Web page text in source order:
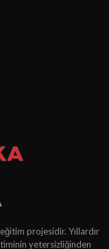
projesidir. Yıllardır
yetersizliğinden